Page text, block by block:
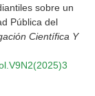
sobre un
Pública del
Científica Y